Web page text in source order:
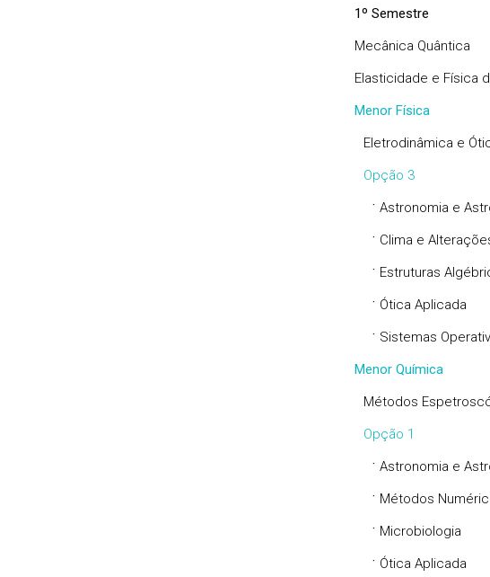
1º Semestre
Mecânica Quântica
Elasticidade e Física
Menor Física
Eletrodinâmica e
Opção 3
· Astronomia e
· Clima e
· Estruturas
· Ótica Aplicada
· Sistemas
Menor Química
Métodos
Opção 1
· Astronomia e
· Métodos
· Microbiologia
· Ótica Aplicada